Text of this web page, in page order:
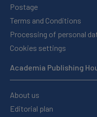
Postage
Terms and Conditions
Processing of personal
Cookies settings
Academia Publishing
About us
Editorial plan